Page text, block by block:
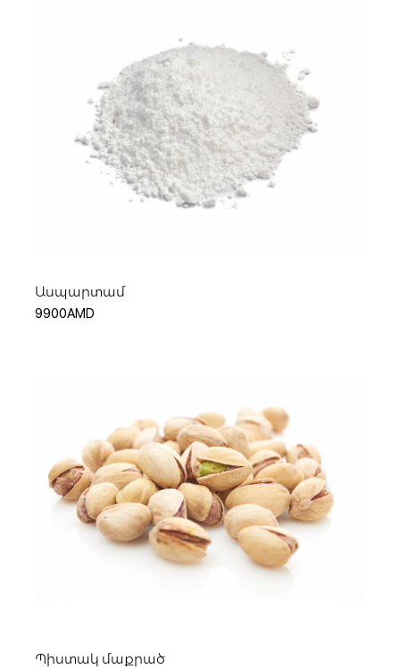
Ասպարտամ
9900AMD
Ավելացնել զամբյուղ
Պիստակ մաքրած